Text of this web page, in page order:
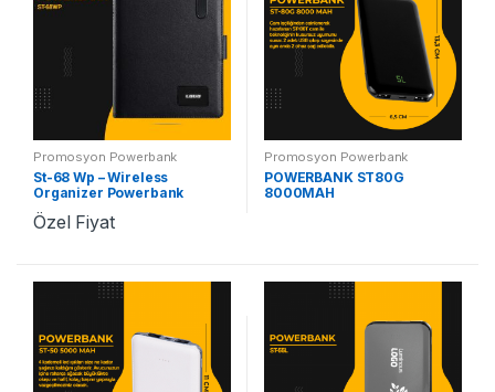
Promosyon Powerbank
St-68 Wp – Wireless
Organizer Powerbank
Özel Fiyat
Promosyon Powerbank
POWERBANK ST80G
8000MAH